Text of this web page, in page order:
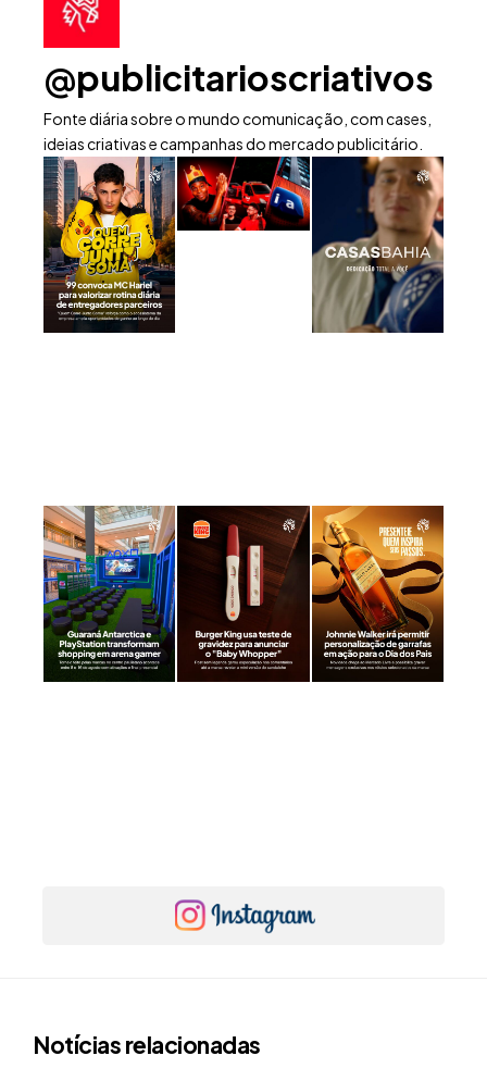
@publicitarioscriativos
Fonte diária sobre o mundo comunicação, com cases,
ideias criativas e campanhas do mercado publicitário.
Notícias relacionadas